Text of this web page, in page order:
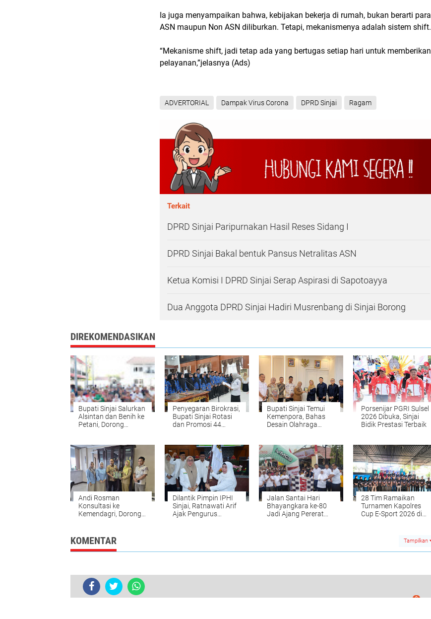
Ia juga menyampaikan bahwa, kebijakan bekerja di rumah, bukan berarti para
ASN maupun Non ASN diliburkan. Tetapi, mekanismenya adalah sistem shift.
“Mekanisme shift, jadi tetap ada yang bertugas setiap hari untuk memberikan
pelayanan,”jelasnya (Ads)
ADVERTORIAL Dampak Virus Corona DPRD Sinjai Ragam
Terkait
DPRD Sinjai Paripurnakan Hasil Reses Sidang I
DPRD Sinjai Bakal bentuk Pansus Netralitas ASN
Ketua Komisi I DPRD Sinjai Serap Aspirasi di Sapotoayya
Dua Anggota DPRD Sinjai Hadiri Musrenbang di Sinjai Borong
DIREKOMENDASIKAN
Bupati Sinjai Salurkan
Alsintan dan Benih ke
Petani, Dorong
Penyegaran Birokrasi,
Bupati Sinjai Rotasi
dan Promosi 44
Bupati Sinjai Temui
Kemenpora, Bahas
Desain Olahraga
Porsenijar PGRI Sulsel
2026 Dibuka, Sinjai
Bidik Prestasi Terbaik
Andi Rosman
Konsultasi ke
Kemendagri, Dorong
Dilantik Pimpin IPHI
Sinjai, Ratnawati Arif
Ajak Pengurus
Jalan Santai Hari
Bhayangkara ke-80
Jadi Ajang Pererat
28 Tim Ramaikan
Turnamen Kapolres
Cup E-Sport 2026 di
KOMENTAR Tampilkan
0